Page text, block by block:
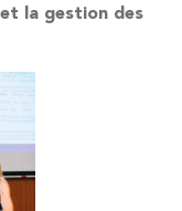
la gestion des